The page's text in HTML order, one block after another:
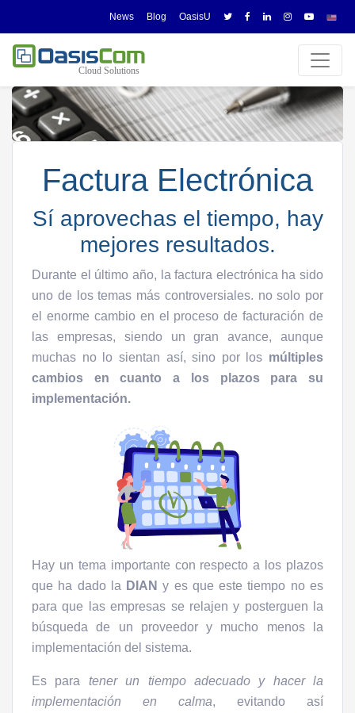
News Blog OasisU
Factura Electrónica
Sí aprovechas el tiempo, hay
mejores resultados.
Durante el último año, la factura electrónica ha sido
uno de los temas más controversiales. no solo por
el enorme cambio en el proceso de facturación de
las empresas, siendo un gran avance, aunque
muchas no lo sientan así, sino por los múltiples
cambios en cuanto a los plazos para su
implementación.
Hay un tema importante con respecto a los plazos
que ha dado la DIAN y es que este tiempo no es
para que las empresas se relajen y posterguen la
búsqueda de un proveedor y mucho menos la
implementación del sistema.
Es para tener un tiempo adecuado y hacer la
implementación en calma, evitando así